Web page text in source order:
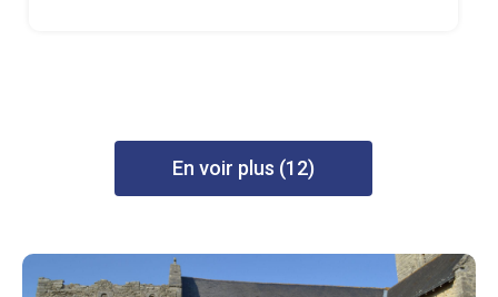
En voir plus (12)